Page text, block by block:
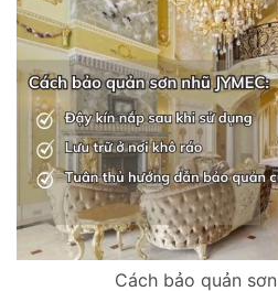
Cách bảo quản